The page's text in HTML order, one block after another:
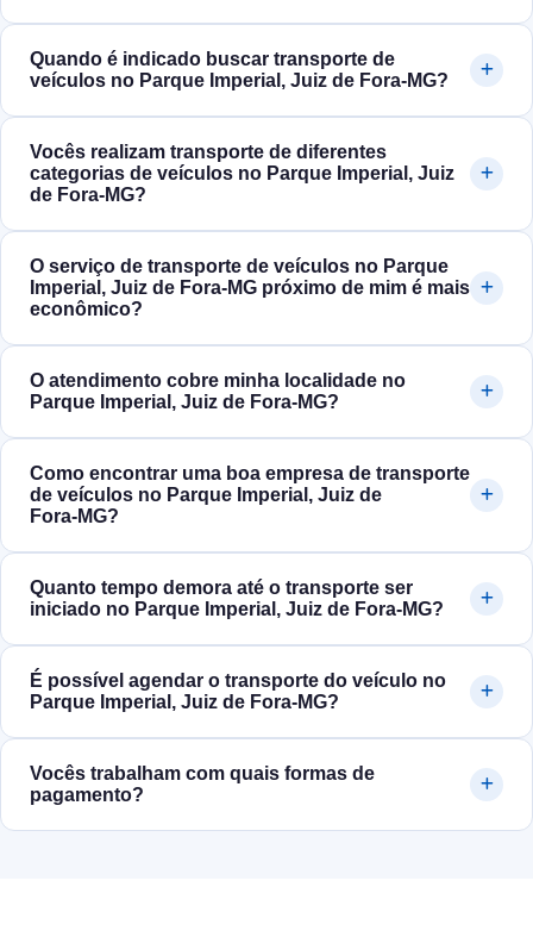
Quando é indicado buscar transporte de
veículos no Parque Imperial, Juiz de Fora‑MG?
Vocês realizam transporte de diferentes
categorias de veículos no Parque Imperial, Juiz
de Fora‑MG?
O serviço de transporte de veículos no Parque
Imperial, Juiz de Fora‑MG próximo de mim é mais
econômico?
O atendimento cobre minha localidade no
Parque Imperial, Juiz de Fora‑MG?
Como encontrar uma boa empresa de transporte
de veículos no Parque Imperial, Juiz de
Fora‑MG?
Quanto tempo demora até o transporte ser
iniciado no Parque Imperial, Juiz de Fora‑MG?
É possível agendar o transporte do veículo no
Parque Imperial, Juiz de Fora‑MG?
Vocês trabalham com quais formas de
pagamento?